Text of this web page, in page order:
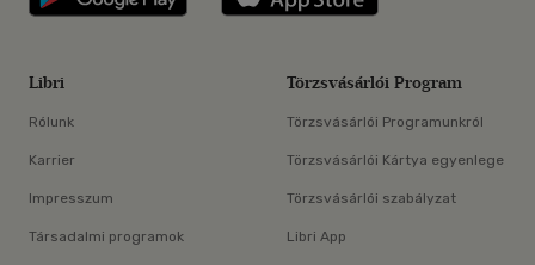
Libri
Rólunk
Karrier
Impresszum
Társadalmi programok
Törzsvásárlói Program
Törzsvásárlói Programunkról
Törzsvásárlói Kártya egyenlege
Törzsvásárlói szabályzat
Libri App